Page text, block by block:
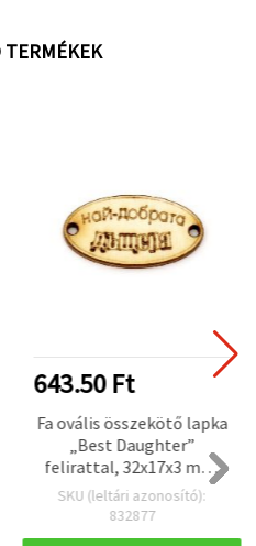
TERMÉKEK
643.50 Ft
Fa ovális összekötő lapka
„Best Daughter”
felirattal, 32x17x3 mm,
furatok: 2 mm – 10 db
SKU (leltári azonosító):
832877